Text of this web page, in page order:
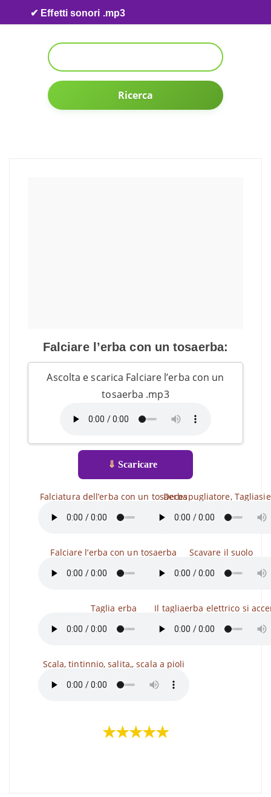
Skip to content
✔ Effetti sonori .mp3
Ricerca
Falciare l’erba con un tosaerba:
Ascolta e scarica Falciare l’erba con un
tosaerba .mp3
⇓ Scaricare
Falciatura dell’erba con un tosaerba
Falciare l’erba con un tosaerba
Taglia erba
Scala, tintinnio, salita,, scala a pioli
Decespugliatore,
Scavare il suolo
Il tagliaerba elettrico si
★★★★★